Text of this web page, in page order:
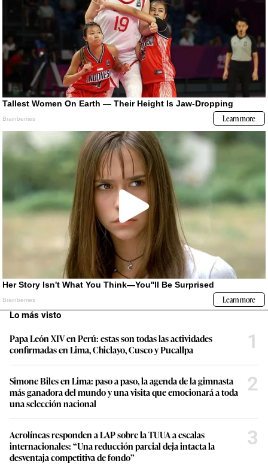
Lo más visto
Papa León XIV en Perú: estas son todas las actividades
confirmadas en Lima, Chiclayo, Cusco y Pucallpa
1
Simone Biles en Lima: paso a paso, la agenda de la gimnasta
más ganadora del mundo y una visita que emocionará a toda
una selección nacional
2
Aerolíneas responden a LAP sobre la TUUA a escalas
internacionales: “Una reducción parcial deja intacta la
desventaja competitiva de fondo”
3